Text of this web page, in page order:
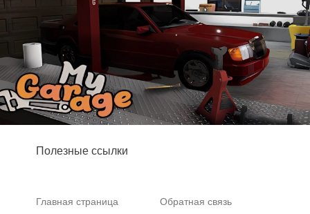
Полезные ссылки
Главная страница Обратная связь